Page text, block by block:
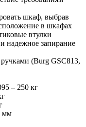
шкаф, выбрав
в шкафах
втулки
надежное запирание
(Burg GSC813,
– 250 кг
мм